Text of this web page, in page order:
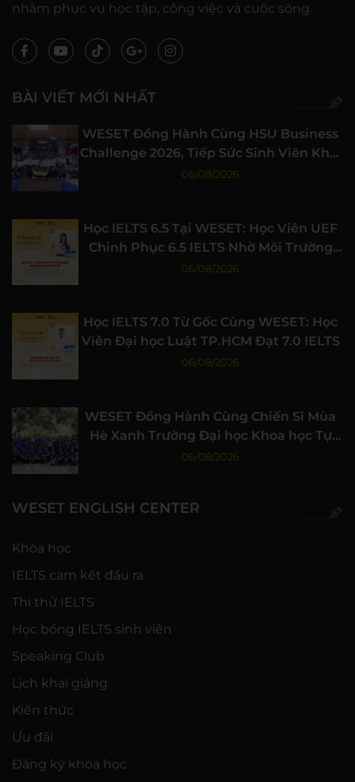
nhằm phục vụ học tập, công việc và cuộc sống.
BÀI VIẾT MỚI NHẤT
WESET Đồng Hành Cùng HSU Business
Challenge 2026, Tiếp Sức Sinh Viên Khởi
Nghiệp
06/08/2026
Học IELTS 6.5 Tại WESET: Học Viên UEF
Chinh Phục 6.5 IELTS Nhờ Môi Trường
Học Tập Chất Lượng
06/08/2026
Học IELTS 7.0 Từ Gốc Cùng WESET: Học
Viên Đại học Luật TP.HCM Đạt 7.0 IELTS
06/08/2026
WESET Đồng Hành Cùng Chiến Sĩ Mùa
Hè Xanh Trường Đại học Khoa học Tự
nhiên, ĐHQG-HCM
06/08/2026
WESET ENGLISH CENTER
Khóa học
IELTS cam kết đầu ra
Thi thử IELTS
Học bổng IELTS sinh viên
Speaking Club
Lịch khai giảng
Kiến thức
Ưu đãi
Đăng ký khóa học